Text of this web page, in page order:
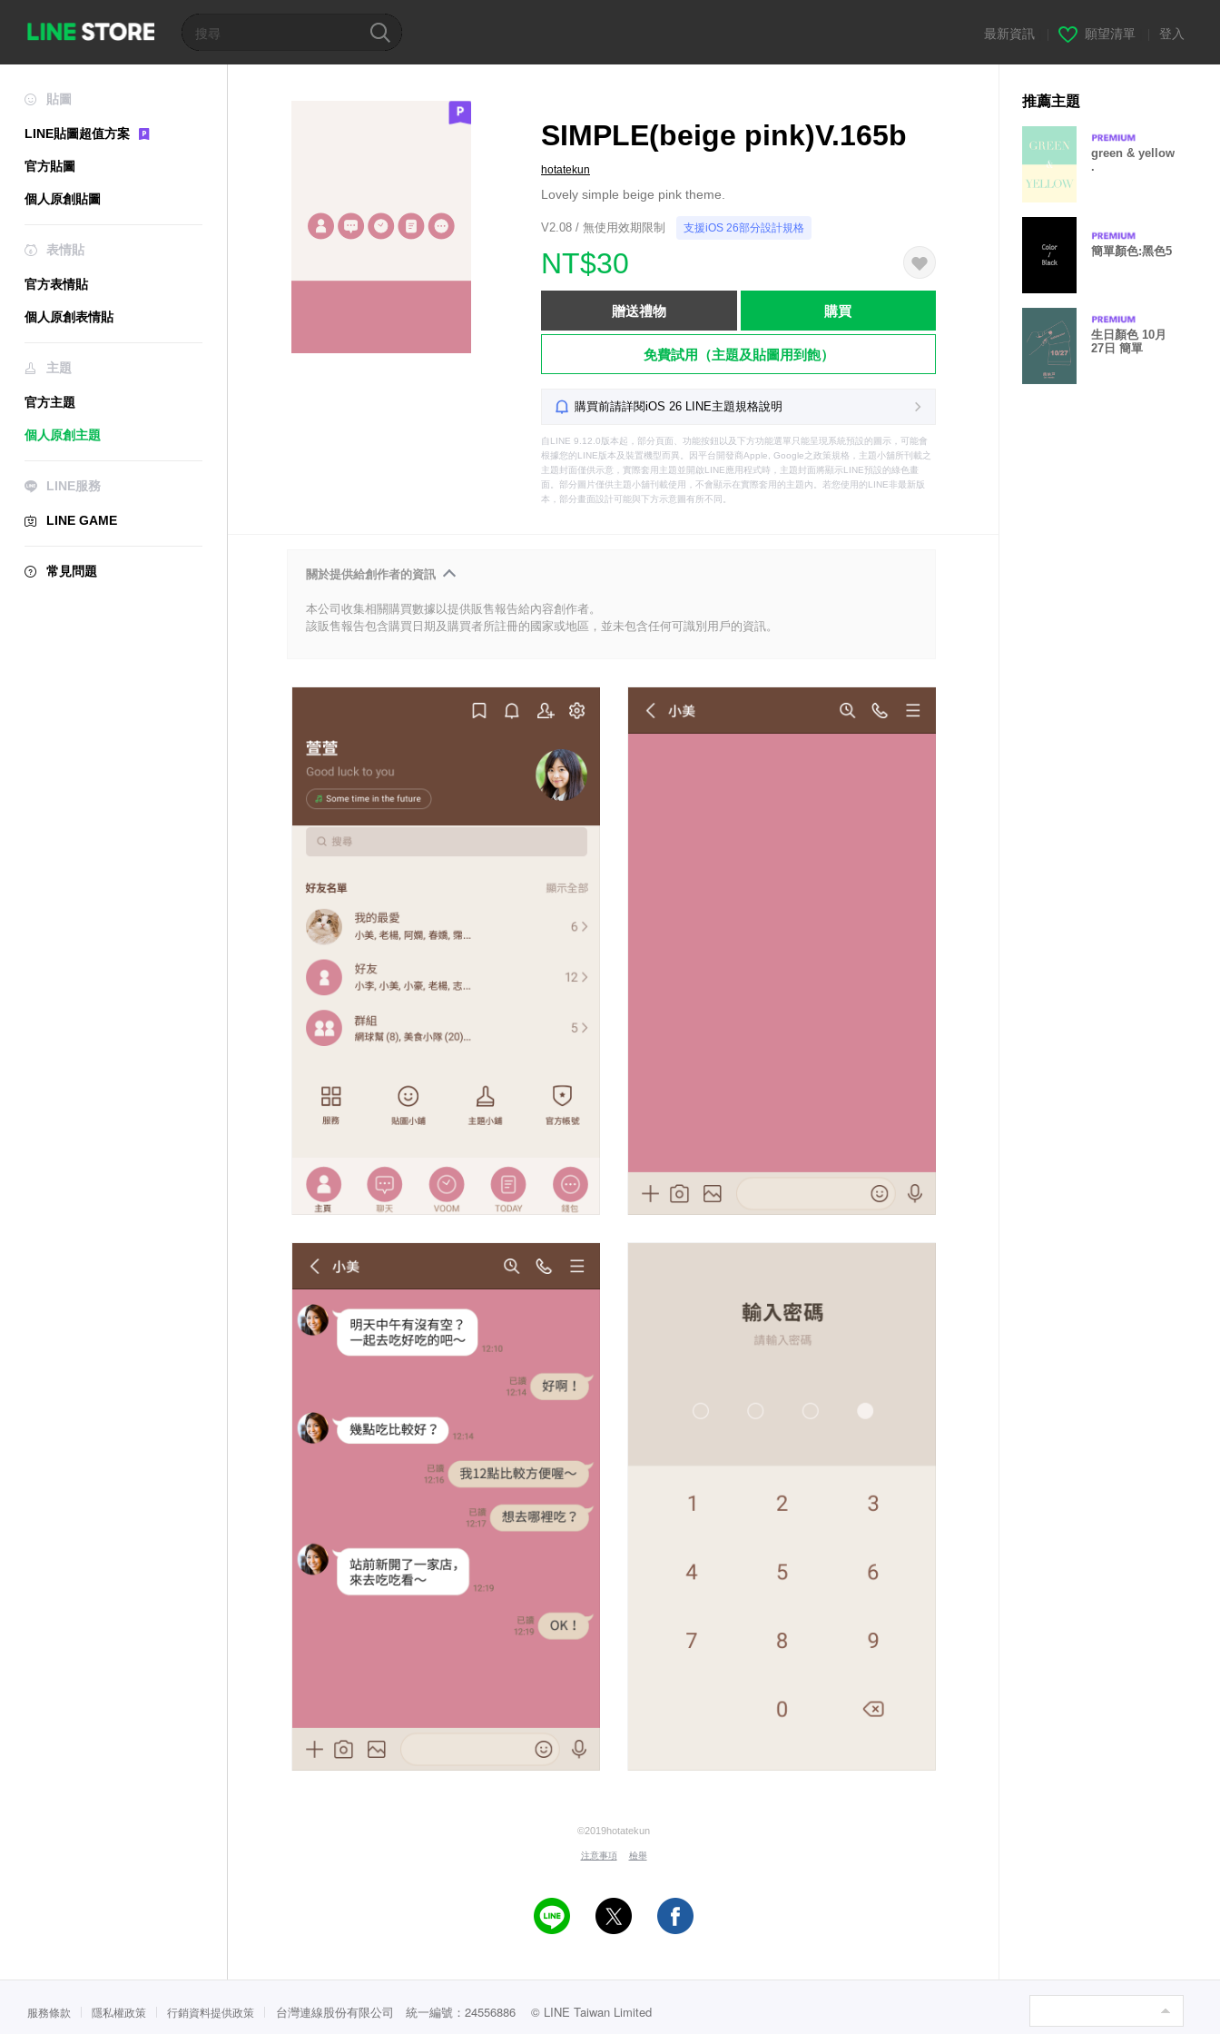
最新資訊 願望清單 登入
貼圖
LINE貼圖超值方案
官方貼圖
個人原創貼圖
表情貼
官方表情貼
個人原創表情貼
主題
官方主題
個人原創主題
LINE服務
LINE GAME
常見問題
SIMPLE(beige pink)V.165b
hotatekun
Lovely simple beige pink theme.
V2.08 / 無使用效期限制 支援iOS 26部分設計規格
NT$30
贈送禮物 購買
免費試用（主題及貼圖用到飽）
購買前請詳閱iOS 26 LINE主題規格說明
自LINE 9.12.0版本起，部分頁面、功能按鈕以及下方功能選單只能呈現系統預設的圖示，可能會
根據您的LINE版本及裝置機型而異。因平台開發商Apple, Google之政策規格，主題小舖所刊載之
主題封面僅供示意，實際套用主題並開啟LINE應用程式時，主題封面將顯示LINE預設的綠色畫
面。部分圖片僅供主題小舖刊載使用，不會顯示在實際套用的主題內。若您使用的LINE非最新版
本，部分畫面設計可能與下方示意圖有所不同。
關於提供給創作者的資訊
本公司收集相關購買數據以提供販售報告給內容創作者。
該販售報告包含購買日期及購買者所註冊的國家或地區，並未包含任何可識別用戶的資訊。
©2019hotatekun
注意事項 檢舉
推薦主題
green & yellow
.
簡單顏色:黑色5
生日顏色 10月
27日 簡單
服務條款 隱私權政策 行銷資料提供政策 台灣連線股份有限公司 統一編號：24556886 © LINE Taiwan Limited